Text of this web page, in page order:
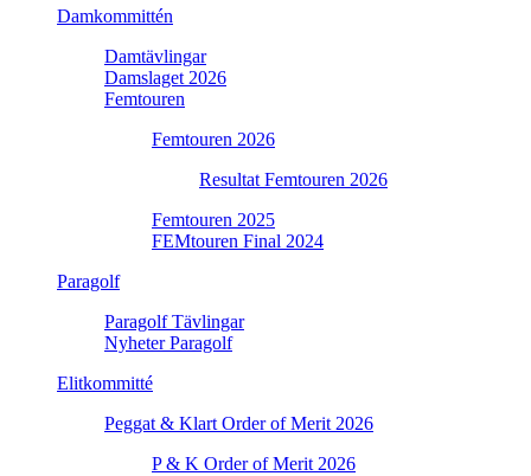
Damkommittén
Damtävlingar
Damslaget 2026
Femtouren
Femtouren 2026
Resultat Femtouren 2026
Femtouren 2025
FEMtouren Final 2024
Paragolf
Paragolf Tävlingar
Nyheter Paragolf
Elitkommitté
Peggat & Klart Order of Merit 2026
P & K Order of Merit 2026